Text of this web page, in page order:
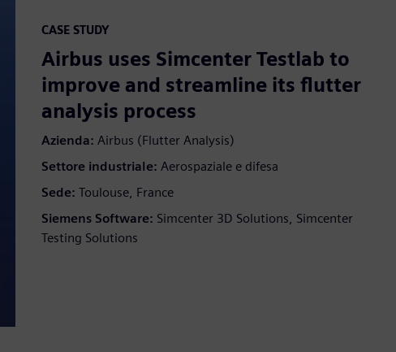
CASE STUDY
Airbus uses Simcenter Testlab to
improve and streamline its flutter
analysis process
Azienda: Airbus (Flutter Analysis)
Settore industriale: Aerospaziale e difesa
Sede: Toulouse, France
Siemens Software: Simcenter 3D Solutions, Simcenter
Testing Solutions